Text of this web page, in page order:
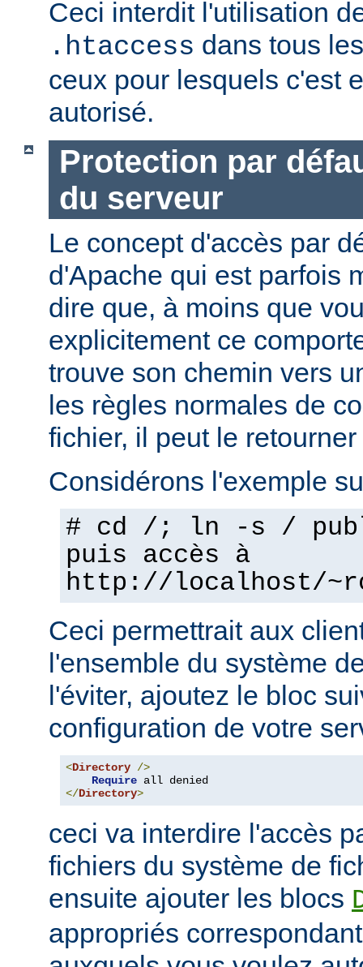
Ceci interdit l'utilisation
.htaccess dans tous
ceux pour lesquels c'est
autorisé.
Protection par
du serveur
Le concept d'accès par
d'Apache qui est parfois
dire que, à moins que
explicitement ce
trouve son chemin vers
les règles normales de
fichier, il peut le
Considérons l'exemple
# cd /; ln -s /
puis accès à
http://localhost/
Ceci permettrait aux
l'ensemble du système
l'éviter, ajoutez le bloc
configuration de votre
<Directory />
Require
</Directory>
ceci va interdire l'accès
fichiers du système de
ensuite ajouter les blocs
appropriés